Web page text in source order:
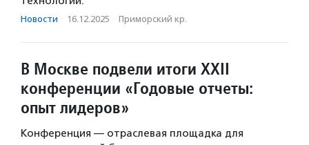
Новости · 16.12.2025 · Приморский кр.
В Москве подвели итоги XXII
конференции «Годовые отчеты:
опыт лидеров»
Конференция — отраслевая площадка для